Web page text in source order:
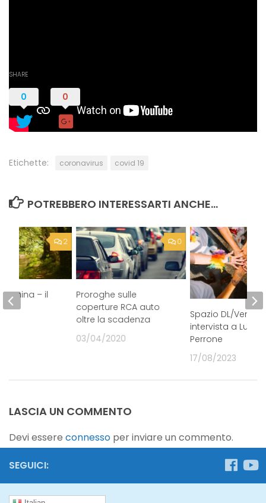
SHARE
0 0
Etichette: coronavirus covid 19
POTREBBERO INTERESSARTI ANCHE...
0
Proroghe sulle
coperture RCA auto
oltre la scadenza
03/04/2020
Spazio DL/Veneto
intervista a Lucia
Perrone
17/08/2023
2
– il
LASCIA UN COMMENTO
Devi essere connesso per inviare un commento.
SEGUICI: